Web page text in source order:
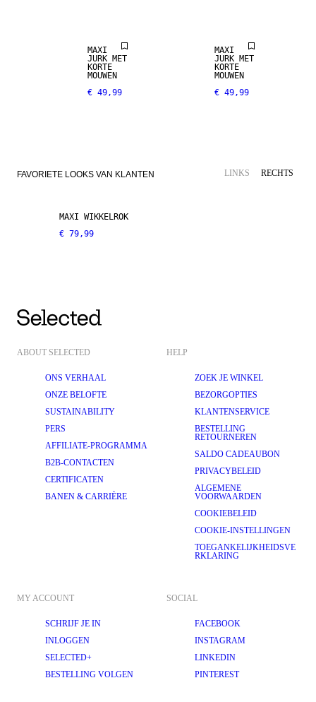
MAXI
JURK MET
KORTE
MOUWEN
€ 49,99
MAXI
JURK MET
KORTE
MOUWEN
€ 49,99
FAVORIETE LOOKS VAN KLANTEN LINKS RECHTS
MAXI WIKKELROK
€ 79,99
ABOUT SELECTED
ONS VERHAAL
ONZE BELOFTE
SUSTAINABILITY
PERS
AFFILIATE-PROGRAMMA
B2B-CONTACTEN
CERTIFICATEN
BANEN & CARRIÈRE
HELP
ZOEK JE WINKEL
BEZORGOPTIES
KLANTENSERVICE
BESTELLING
RETOURNEREN
SALDO CADEAUBON
PRIVACYBELEID
ALGEMENE
VOORWAARDEN
COOKIEBELEID
COOKIE-INSTELLINGEN
TOEGANKELIJKHEIDSVE
RKLARING
MY ACCOUNT
SCHRIJF JE IN
INLOGGEN
SELECTED+
BESTELLING VOLGEN
SOCIAL
FACEBOOK
INSTAGRAM
LINKEDIN
PINTEREST